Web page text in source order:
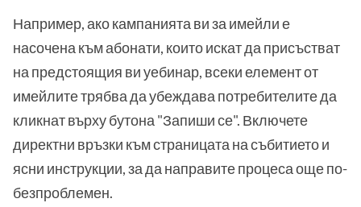
Например, ако кампанията ви за имейли е
насочена към абонати, които искат да присъстват
на предстоящия ви уебинар, всеки елемент от
имейлите трябва да убеждава потребителите да
кликнат върху бутона "Запиши се". Включете
директни връзки към страницата на събитието и
ясни инструкции, за да направите процеса още по-
безпроблемен.